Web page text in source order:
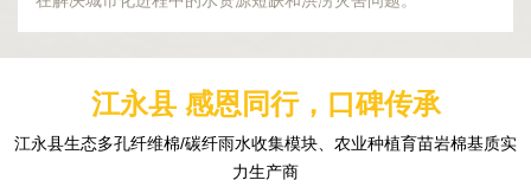
江永县 感恩同行，口碑传承
江永县生态多孔纤维棉/碳纤雨水收集模块、农业种植育苗岩棉基质实
力生产商